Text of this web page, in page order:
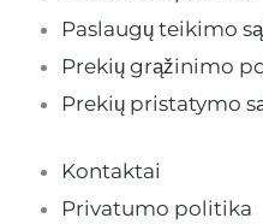
Paslaugų teikimo
Prekių grąžinimo
Prekių pristatymo
Kontaktai
Privatumo politika